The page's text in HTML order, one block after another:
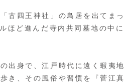
古四王神社」の鳥居を出てまっ
ほど進んだ寺内共同墓地の中に
出身で、江戸時代に遠く蝦夷地
き、その風俗や習慣を『菅江真